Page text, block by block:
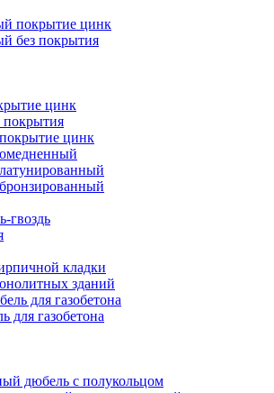
покрытие цинк
без покрытия
цинк
покрытия
цинк
гвоздь
кладки
зданий
для газобетона
для газобетона
дюбель с полукольцом